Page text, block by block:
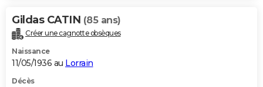
Gildas CATIN (85 ans)
Créer une cagnotte obsèques
Naissance
11/05/1936 au Lorrain
Décès